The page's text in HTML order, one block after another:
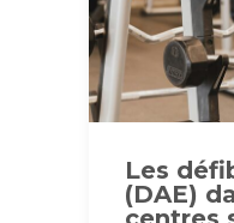
Les
(DAE)